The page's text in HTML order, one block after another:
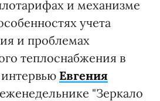
и механизме
учета
и проблемах
теплоснабжения в
Евгения
"Зеркало